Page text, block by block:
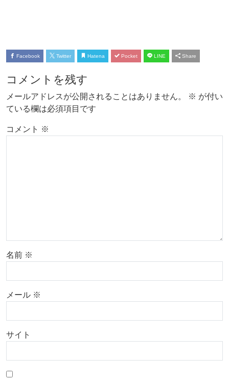
Facebook Twitter Hatena Pocket LINE Share
コメントを残す
メールアドレスが公開されることはありません。 ※ が付い
ている欄は必須項目です
コメント ※
名前 ※
メール ※
サイト